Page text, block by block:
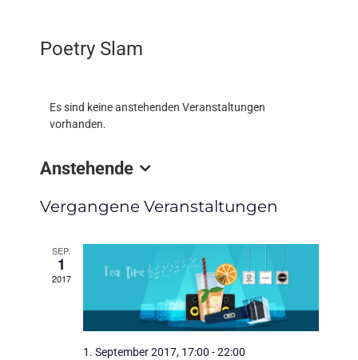
Poetry Slam
Es sind keine anstehenden Veranstaltungen
vorhanden.
Anstehende
wählen.
Vergangene Veranstaltungen
SEP.
1
2017
1. September 2017, 17:00 -22:00